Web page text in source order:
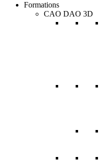
Formations
CAO DAO 3D